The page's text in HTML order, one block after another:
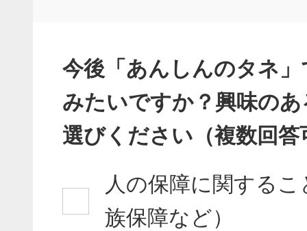
今後「あんしんのタネ
みたいですか？興味の
選びください（複数回答
人の保障に関する
族保障など）